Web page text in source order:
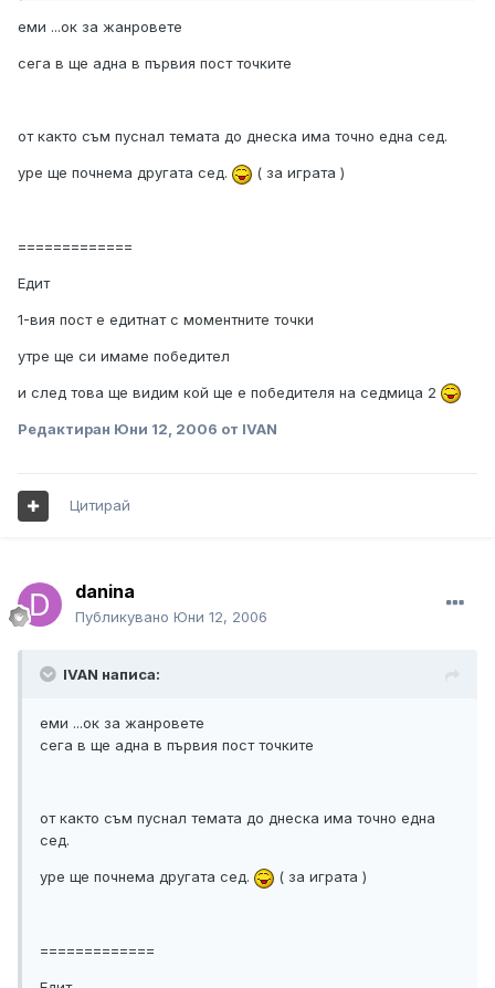
еми ...ок за жанровете
сега в ще адна в първия пост точките
от както съм пуснал темата до днеска има точно една сед.
уре ще почнема другата сед. ( за играта )
=============
Едит
1-вия пост е едитнат с моментните точки
утре ще си имаме победител
и след това ще видим кой ще е победителя на седмица 2
Редактиран Юни 12, 2006 от IVAN
Цитирай
danina
Публикувано Юни 12, 2006
IVAN написа:
еми ...ок за жанровете
сега в ще адна в първия пост точките
от както съм пуснал темата до днеска има точно една
сед.
уре ще почнема другата сед. ( за играта )
=============